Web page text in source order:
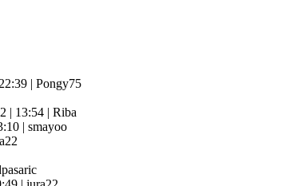
22:39 | Pongy75
| 13:54 | Riba
| smayoo